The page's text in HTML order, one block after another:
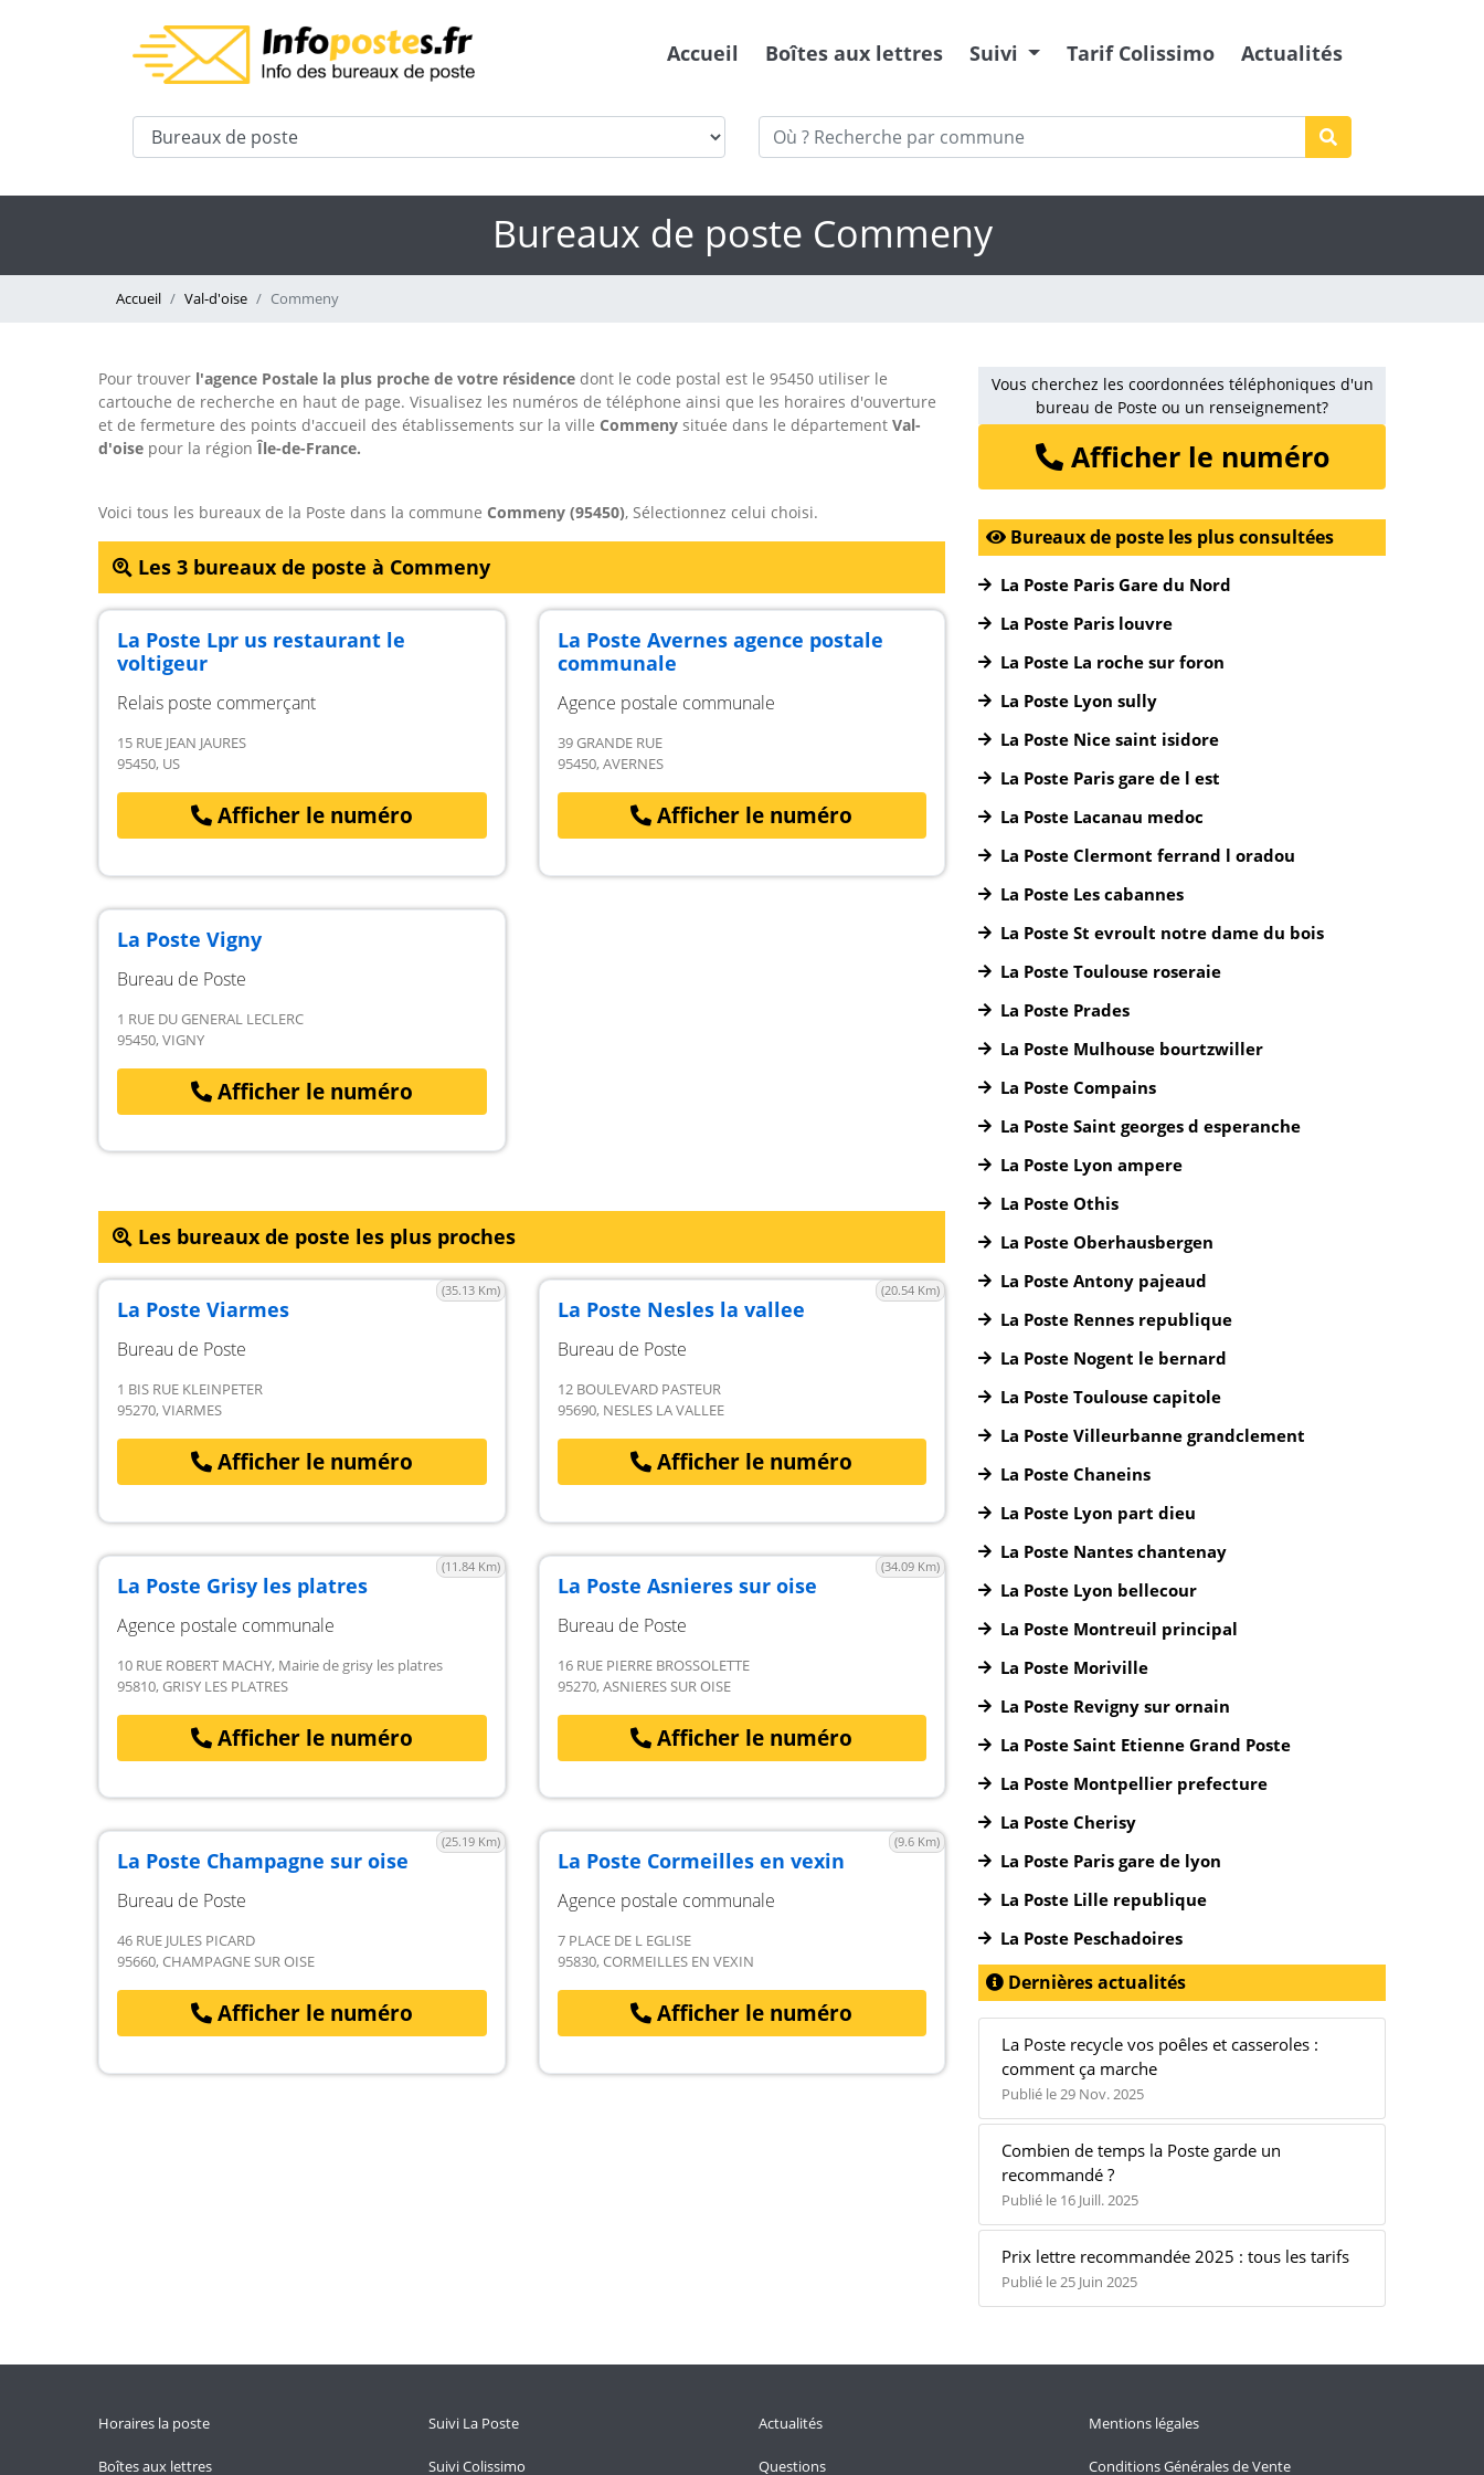
Accueil Boîtes aux lettres Suivi Tarif Colissimo Actualités
Bureaux de poste Commeny
Accueil Val-d'oise Commeny
Pour trouver l'agence Postale la plus proche de votre résidence dont le code postal est le 95450 utiliser le
cartouche de recherche en haut de page. Visualisez les numéros de téléphone ainsi que les horaires d'ouverture
et de fermeture des points d'accueil des établissements sur la ville Commeny située dans le département Val-
d'oise pour la régionÎle-de-France.
Voici tous les bureaux de la Poste dans la commune Commeny (95450), Sélectionnez celui choisi.
Les 3 bureaux de poste à Commeny
La Poste Lpr us restaurant le
voltigeur
Relais poste commerçant
15 RUE JEAN JAURES
95450, US
Afficher le numéro
La Poste Avernes agence postale
communale
Agence postale communale
39 GRANDE RUE
95450, AVERNES
Afficher le numéro
La Poste Vigny
Bureau de Poste
1 RUE DU GENERAL LECLERC
95450, VIGNY
Afficher le numéro
Les bureaux de poste les plus proches
(35.13 Km)
La Poste Viarmes
Bureau de Poste
1 BIS RUE KLEINPETER
95270, VIARMES
Afficher le numéro
(20.54 Km)
La Poste Nesles la vallee
Bureau de Poste
12 BOULEVARD PASTEUR
95690, NESLES LA VALLEE
Afficher le numéro
(11.84 Km)
La Poste Grisy les platres
Agence postale communale
10 RUE ROBERT MACHY, Mairie de grisy les platres
95810, GRISY LES PLATRES
Afficher le numéro
(34.09 Km)
La Poste Asnieres sur oise
Bureau de Poste
16 RUE PIERRE BROSSOLETTE
95270, ASNIERES SUR OISE
Afficher le numéro
(25.19 Km)
La Poste Champagne sur oise
Bureau de Poste
46 RUE JULES PICARD
95660, CHAMPAGNE SUR OISE
Afficher le numéro
(9.6 Km)
La Poste Cormeilles en vexin
Agence postale communale
7 PLACE DE L EGLISE
95830, CORMEILLES EN VEXIN
Afficher le numéro
Vous cherchez les coordonnées téléphoniques d'un
bureau de Poste ou un renseignement?
Afficher le numéro
Bureaux de poste les plus consultées
La Poste Paris Gare du Nord
La Poste Paris louvre
La Poste La roche sur foron
La Poste Lyon sully
La Poste Nice saint isidore
La Poste Paris gare de l est
La Poste Lacanau medoc
La Poste Clermont ferrand l oradou
La Poste Les cabannes
La Poste St evroult notre dame du bois
La Poste Toulouse roseraie
La Poste Prades
La Poste Mulhouse bourtzwiller
La Poste Compains
La Poste Saint georges d esperanche
La Poste Lyon ampere
La Poste Othis
La Poste Oberhausbergen
La Poste Antony pajeaud
La Poste Rennes republique
La Poste Nogent le bernard
La Poste Toulouse capitole
La Poste Villeurbanne grandclement
La Poste Chaneins
La Poste Lyon part dieu
La Poste Nantes chantenay
La Poste Lyon bellecour
La Poste Montreuil principal
La Poste Moriville
La Poste Revigny sur ornain
La Poste Saint Etienne Grand Poste
La Poste Montpellier prefecture
La Poste Cherisy
La Poste Paris gare de lyon
La Poste Lille republique
La Poste Peschadoires
Dernières actualités
La Poste recycle vos poêles et casseroles :
comment ça marche
Publié le 29 Nov. 2025
Combien de temps la Poste garde un
recommandé ?
Publié le 16 Juill. 2025
Prix lettre recommandée 2025 : tous les tarifs
Publié le 25 Juin 2025
Horaires la poste
Boîtes aux lettres
Suivi La Poste
Suivi Colissimo
Actualités
Questions
Mentions légales
Conditions Générales de Vente